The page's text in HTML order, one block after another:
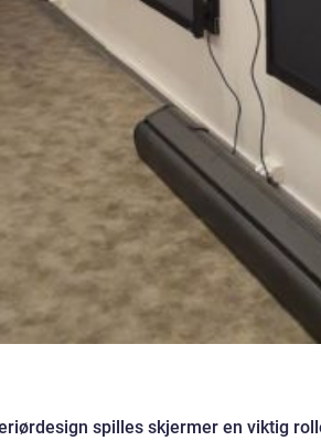
spilles skjermer en viktig